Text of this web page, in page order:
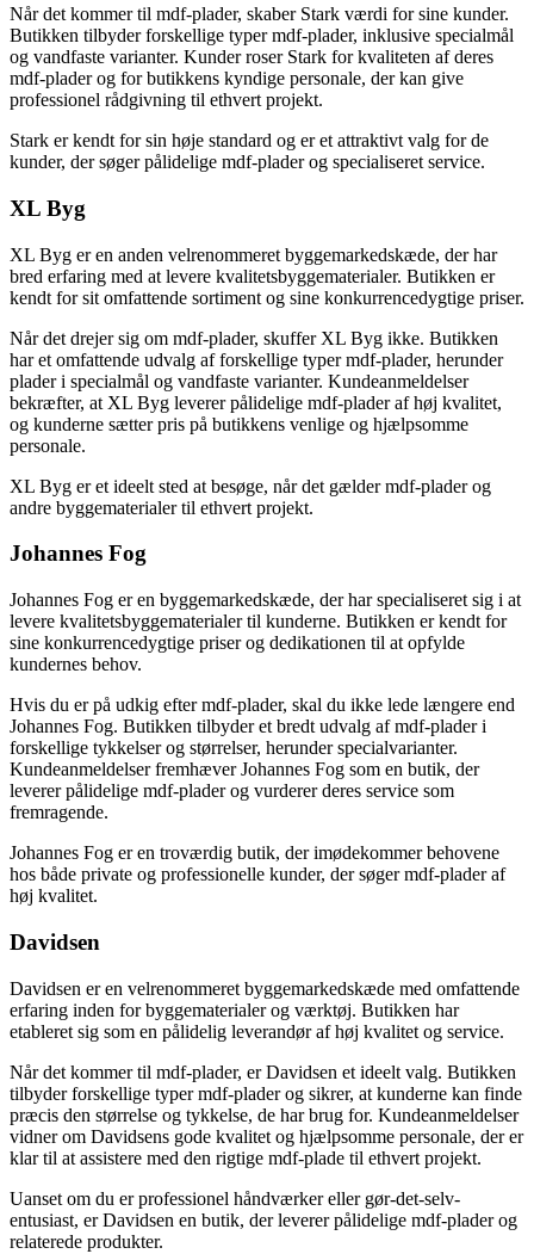
Når det kommer til mdf-plader, skaber Stark værdi for sine kunder.
Butikken tilbyder forskellige typer mdf-plader, inklusive specialmål
og vandfaste varianter. Kunder roser Stark for kvaliteten af deres
mdf-plader og for butikkens kyndige personale, der kan give
professionel rådgivning til ethvert projekt.
Stark er kendt for sin høje standard og er et attraktivt valg for de
kunder, der søger pålidelige mdf-plader og specialiseret service.
XL Byg
XL Byg er en anden velrenommeret byggemarkedskæde, der har
bred erfaring med at levere kvalitetsbyggematerialer. Butikken er
kendt for sit omfattende sortiment og sine konkurrencedygtige priser.
Når det drejer sig om mdf-plader, skuffer XL Byg ikke. Butikken
har et omfattende udvalg af forskellige typer mdf-plader, herunder
plader i specialmål og vandfaste varianter. Kundeanmeldelser
bekræfter, at XL Byg leverer pålidelige mdf-plader af høj kvalitet,
og kunderne sætter pris på butikkens venlige og hjælpsomme
personale.
XL Byg er et ideelt sted at besøge, når det gælder mdf-plader og
andre byggematerialer til ethvert projekt.
Johannes Fog
Johannes Fog er en byggemarkedskæde, der har specialiseret sig i at
levere kvalitetsbyggematerialer til kunderne. Butikken er kendt for
sine konkurrencedygtige priser og dedikationen til at opfylde
kundernes behov.
Hvis du er på udkig efter mdf-plader, skal du ikke lede længere end
Johannes Fog. Butikken tilbyder et bredt udvalg af mdf-plader i
forskellige tykkelser og størrelser, herunder specialvarianter.
Kundeanmeldelser fremhæver Johannes Fog som en butik, der
leverer pålidelige mdf-plader og vurderer deres service som
fremragende.
Johannes Fog er en troværdig butik, der imødekommer behovene
hos både private og professionelle kunder, der søger mdf-plader af
høj kvalitet.
Davidsen
Davidsen er en velrenommeret byggemarkedskæde med omfattende
erfaring inden for byggematerialer og værktøj. Butikken har
etableret sig som en pålidelig leverandør af høj kvalitet og service.
Når det kommer til mdf-plader, er Davidsen et ideelt valg. Butikken
tilbyder forskellige typer mdf-plader og sikrer, at kunderne kan finde
præcis den størrelse og tykkelse, de har brug for. Kundeanmeldelser
vidner om Davidsens gode kvalitet og hjælpsomme personale, der er
klar til at assistere med den rigtige mdf-plade til ethvert projekt.
Uanset om du er professionel håndværker eller gør-det-selv-
entusiast, er Davidsen en butik, der leverer pålidelige mdf-plader og
relaterede produkter.